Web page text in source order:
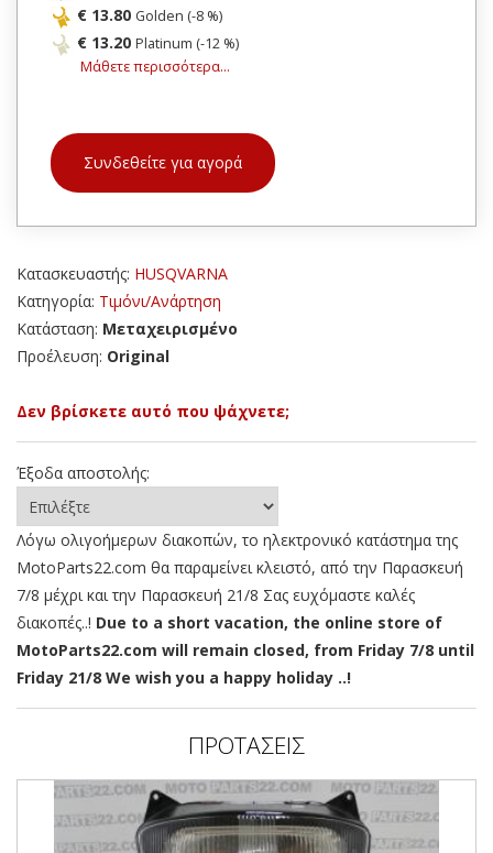
€ 13.80 Golden (-8 %)
€ 13.20 Platinum (-12 %)
Μάθετε περισσότερα...
Συνδεθείτε για αγορά
Κατασκευαστής: HUSQVARNA
Κατηγορία: Τιμόνι/Ανάρτηση
Κατάσταση: Μεταχειρισμένο
Προέλευση: Original
Δεν βρίσκετε αυτό που ψάχνετε;
Έξοδα αποστολής:
Λόγω ολιγοήμερων διακοπών, το ηλεκτρονικό κατάστημα της
MotoParts22.com θα παραμείνει κλειστό, από την Παρασκευή
7/8 μέχρι και την Παρασκευή 21/8 Σας ευχόμαστε καλές
διακοπές..! Due to a short vacation, the online store of
MotoParts22.com will remain closed, from Friday 7/8 until
Friday 21/8 We wish you a happy holiday ..!
ΠΡΟΤΑΣΕΙΣ